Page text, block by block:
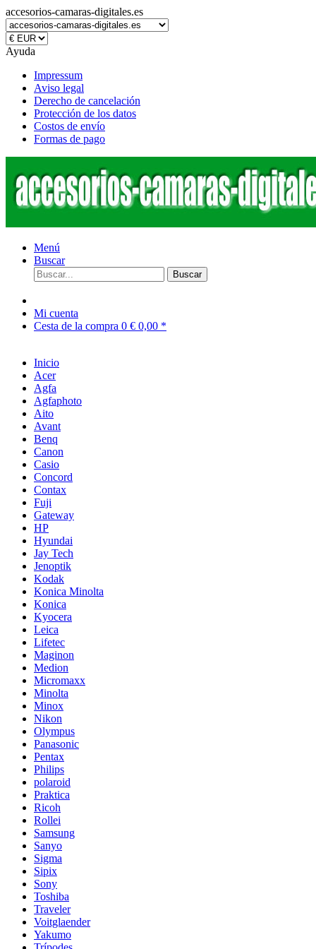
accesorios-camaras-digitales.es
Ayuda
Impressum
Aviso legal
Derecho de cancelación
Protección de los datos
Costos de envío
Formas de pago
Menú
Buscar
Buscar
Mi cuenta
Cesta de la compra 0 € 0,00 *
Inicio
Acer
Agfa
Agfaphoto
Aito
Avant
Benq
Canon
Casio
Concord
Contax
Fuji
Gateway
HP
Hyundai
Jay Tech
Jenoptik
Kodak
Konica Minolta
Konica
Kyocera
Leica
Lifetec
Maginon
Medion
Micromaxx
Minolta
Minox
Nikon
Olympus
Panasonic
Pentax
Philips
polaroid
Praktica
Ricoh
Rollei
Samsung
Sanyo
Sigma
Sipix
Sony
Toshiba
Traveler
Voitglaender
Yakumo